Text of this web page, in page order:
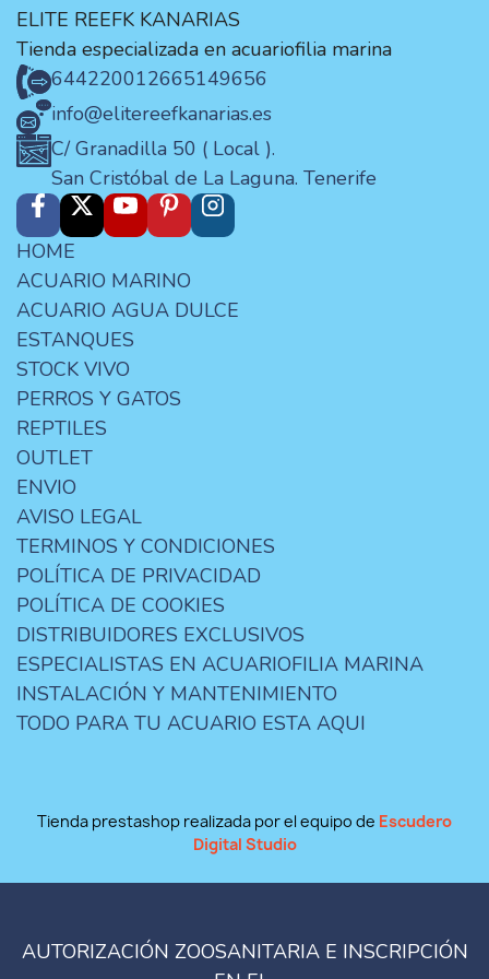
ELITE REEFK KANARIAS
Tienda especializada en acuariofilia marina
644220012665149656
info@elitereefkanarias.es
C/ Granadilla 50 ( Local ).
San Cristóbal de La Laguna. Tenerife
HOME
ACUARIO MARINO
ACUARIO AGUA DULCE
ESTANQUES
STOCK VIVO
PERROS Y GATOS
REPTILES
OUTLET
ENVIO
AVISO LEGAL
TERMINOS Y CONDICIONES
POLÍTICA DE PRIVACIDAD
POLÍTICA DE COOKIES
DISTRIBUIDORES EXCLUSIVOS
ESPECIALISTAS EN ACUARIOFILIA MARINA
INSTALACIÓN Y MANTENIMIENTO
TODO PARA TU ACUARIO ESTA AQUI
Tienda prestashop realizada por el equipo de Escudero
Digital Studio
AUTORIZACIÓN ZOOSANITARIA E INSCRIPCIÓN